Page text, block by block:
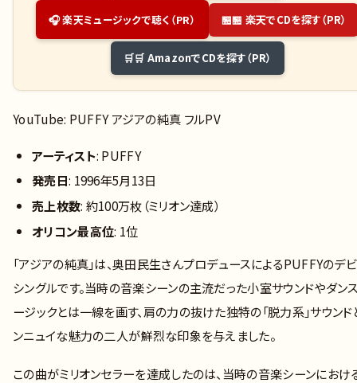
🎧 楽天ミュージックで聴く（PR） 🏪 楽天でCDを探す（PR）
🛒 AmazonでCDを探す（PR）
YouTube: PUFFY アジアの純真 フルPV
アーティスト: PUFFY
発売日: 1996年5月13日
売上枚数: 約100万枚（ミリオン達成）
オリコン最高位: 1位
「アジアの純真」は、奥田民生さんプロデュースによるPUFFYのデ
シングルです。当時の音楽シーンの主流だった小室サウンドやダン
ージックとは一線を画す、肩の力の抜けた独特の「脱力系」サウンド
ンニュイな魅力の二人が鮮烈な印象を与えました。
この曲がミリオンセラーを達成したのは、当時の音楽シーンにおけ